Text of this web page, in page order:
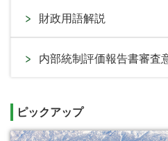
財政用語解説
内部統制評価報告書審査
ピックアップ